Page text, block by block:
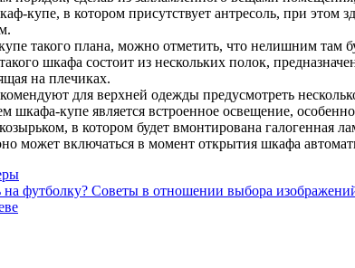
купе, в котором присутствует антресоль, при этом
такого плана, можно отметить, что нелишним там
шкафа состоит из нескольких полок,
на плечиках.
для верхней одежды предусмотреть
купе является встроенное освещение,
в котором будет вмонтирована
может включаться в момент открытия шкафа
футболку? Советы в отношении выбора